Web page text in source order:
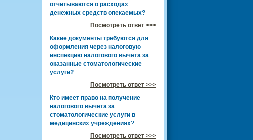
отчитываются о расходах
денежных средств опекаемых?
Посмотреть ответ >>>
Какие документы требуются для
оформления через налоговую
инспекцию налогового вычета за
оказанные стоматологические
услуги?
Посмотреть ответ >>>
Кто имеет право на получение
налогового вычета за
стоматологические услуги в
медицинских учреждениях?
Посмотреть ответ >>>